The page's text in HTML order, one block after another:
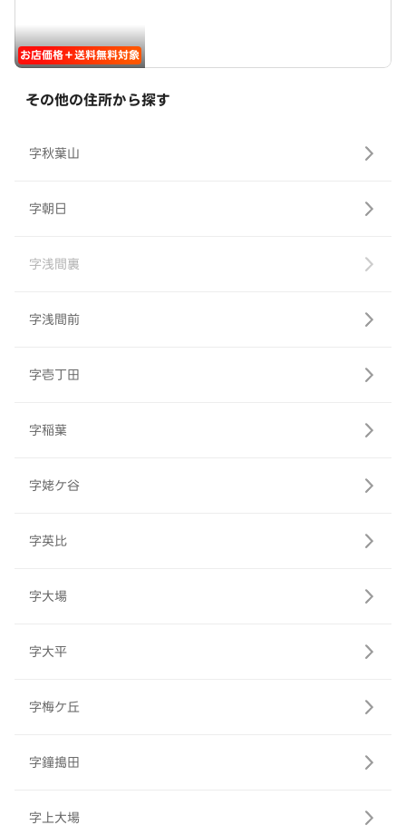
お店価格＋送料無料対象
その他の住所から探す
字秋葉山
字朝日
字浅間裏
字浅間前
字壱丁田
字稲葉
字姥ケ谷
字英比
字大場
字大平
字梅ケ丘
字鐘搗田
字上大場